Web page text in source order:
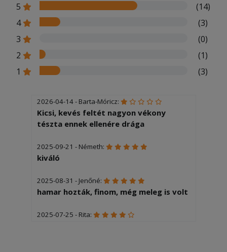
5
(14)
4
(3)
3
(0)
2
(1)
1
(3)
2026-04-14 - Barta-Móricz:
Kicsi, kevés feltét nagyon vékony
tészta ennek ellenére drága
2025-09-21 - Németh:
kiváló
2025-08-31 - Jenőné:
hamar hozták, finom, még meleg is volt
2025-07-25 - Rita: